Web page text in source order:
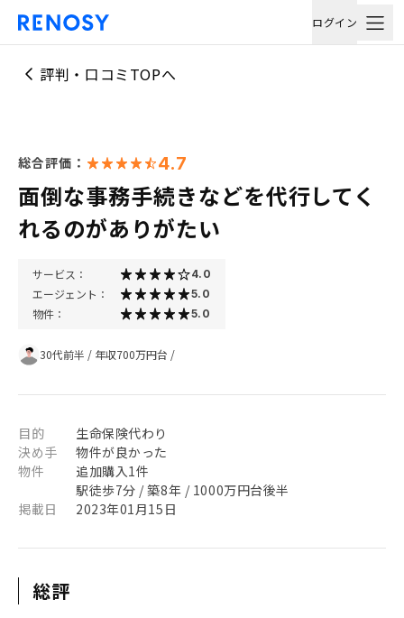
ログイン
評判・口コミTOPへ
総合評価： 4.7
面倒な事務手続きなどを代行してく
れるのがありがたい
サービス： 4.0
エージェント： 5.0
物件： 5.0
30代前半 / 年収700万円台 /
目的
生命保険代わり
決め手
物件が良かった
物件
追加購入1件
駅徒歩7分 / 築8年 / 1000万円台後半
掲載日
2023年01月15日
総評